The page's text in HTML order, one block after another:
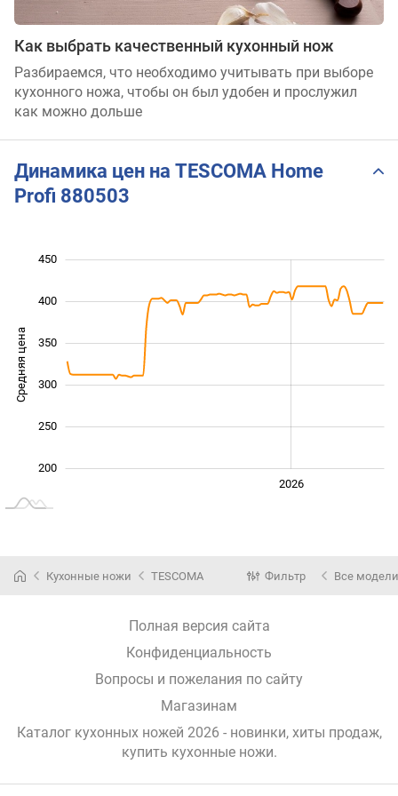
Как выбрать качественный кухонный нож
Разбираемся, что необходимо учитывать при выборе
кухонного ножа, чтобы он был удобен и прослужил
как можно дольше
Динамика цен на TESCOMA Home
Profi 880503
Средняя цена
200
250
300
350
400
450
2026
Кухонные ножи TESCOMA Фильтр Все модели
Полная версия сайта
Конфиденциальность
Вопросы и пожелания по сайту
Магазинам
Каталог кухонных ножей 2026 - новинки, хиты продаж,
купить кухонные ножи.